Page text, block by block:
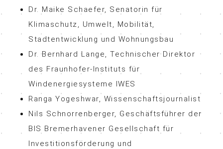
Dr. Maike Schaefer, Senatorin für
Klimaschutz, Umwelt, Mobilität,
Stadtentwicklung und Wohnungsbau
Dr. Bernhard Lange, Technischer Direktor
des Fraunhofer-Instituts für
Windenergiesysteme IWES
Ranga Yogeshwar, Wissenschaftsjournalist
Nils Schnorrenberger, Geschäftsführer der
BIS Bremerhavener Gesellschaft für
Investitionsförderung und